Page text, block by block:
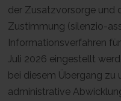
der Zusatzvorsorge und
Zustimmung (silenzio-
Informationsverfahren
Juli 2026 eingestellt
bei diesem Übergang zu
administrative